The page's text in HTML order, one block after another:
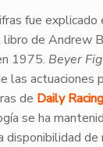
fue
de Andrew
1975. Beyer
las actuaciones
de Daily
se ha
disponibilidad de